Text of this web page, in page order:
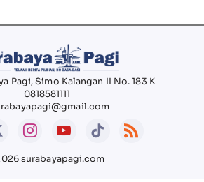
Pagi, Simo Kalangan II No. 183 K
0818581111
surabayapagi.com